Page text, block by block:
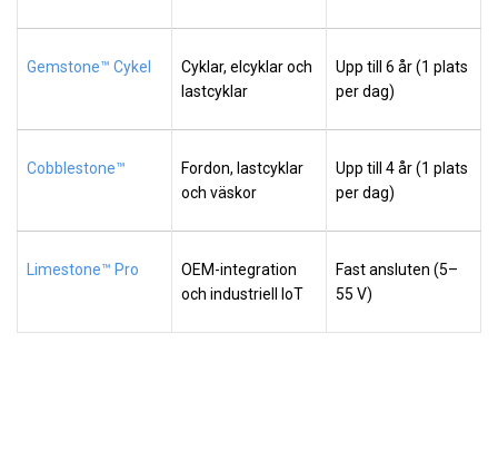
Gemstone™ Cykel
Cyklar, elcyklar och
lastcyklar
Upp till 6 år (1 plats
per dag)
Cobblestone™
Fordon, lastcyklar
och väskor
Upp till 4 år (1 plats
per dag)
Limestone™ Pro
OEM-integration
och industriell IoT
Fast ansluten (5–
55 V)